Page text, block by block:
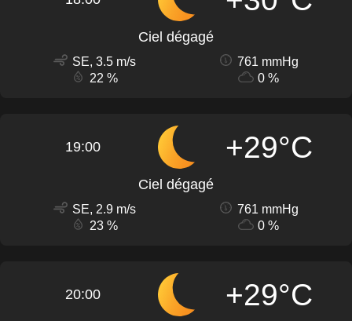
Ciel dégagé
SE, 3.5 m/s
761 mmHg
22 %
0 %
19:00 +29°C
Ciel dégagé
SE, 2.9 m/s
761 mmHg
23 %
0 %
20:00 +29°C